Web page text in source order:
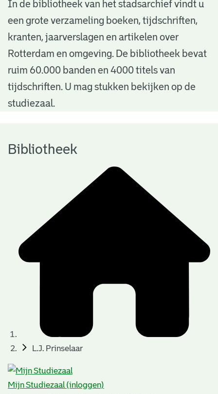
B
b
o
h
In de bibliotheek van het stadsarchief vindt u
een grote verzameling boeken, tijdschriften,
kranten, jaarverslagen en artikelen over
Rotterdam en omgeving. De bibliotheek bevat
ruim 60.000 banden en 4000 titels van
tijdschriften. U mag stukken bekijken op de
studiezaal.
Bibliotheek
L.J. Prinselaar
Mijn Studiezaal (inloggen)